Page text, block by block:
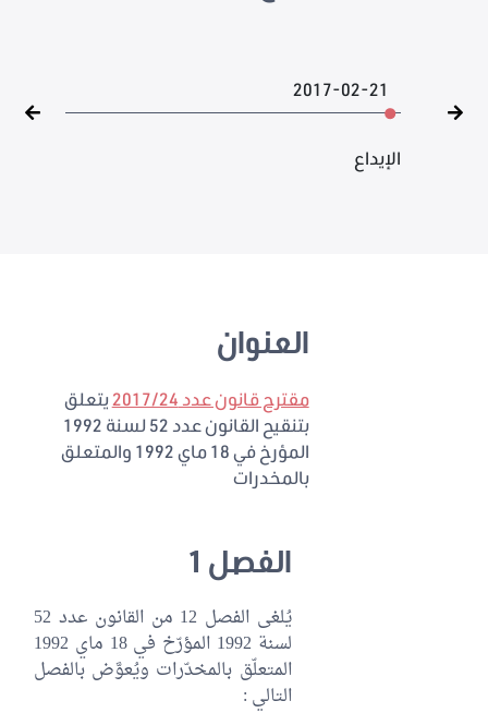
2017-02-21
الإيداع
العنوان
مقترح قانون عدد 2017/24
يتعلق
بتنقيح القانون عدد 52 لسنة 1992
المؤرخ في 18 ماي 1992 والمتعلق
بالمخدرات
الفصل 1
يُلغى الفصل 12 من القانون عدد 52
لسنة 1992 المؤرّخ في 18 ماي 1992
المتعلّق بالمخدّرات ويُعوَّض بالفصل
التالي :